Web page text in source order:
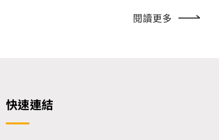
安全管理規定，甲方得不定期查核乙方是否確實執行，
乙方應配合辦理。 四、因本承攬書所產生之任何營業秘
密，均歸屬於甲方所有。乙方就其因而知悉、取得或使
定高強度密碼，以確保 FTP 登入安全。 2.如非必要，請
閱讀更多
快速連結